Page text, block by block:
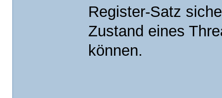
Register-Satz
Zustand eines
können.